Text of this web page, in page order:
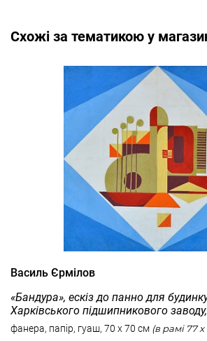
Cхожі за тематикою у
Василь Єрмілов
«Бандура», ескіз до панно для
Харківського підшипникового
фанера, папір, гуаш, 70 x 70 см (в